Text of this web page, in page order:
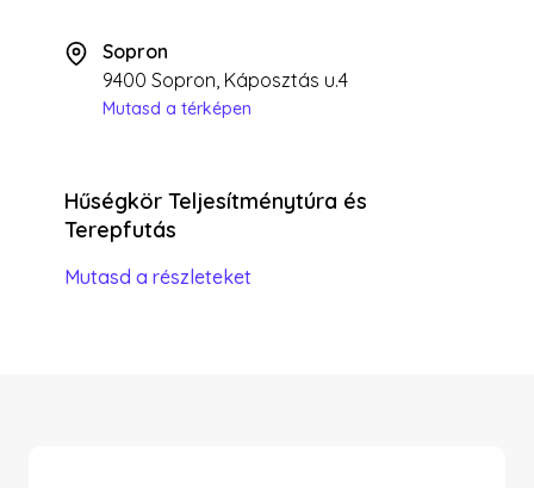
Sopron
9400 Sopron, Káposztás u.4
Mutasd a térképen
Hűségkör Teljesítménytúra és
Terepfutás
Mutasd a részleteket